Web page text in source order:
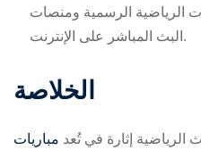
الرياضية الرسمية ومنصات
البث المباشر على الإنترنت.
الخلاصة
تُعد الرياضية إثارة في